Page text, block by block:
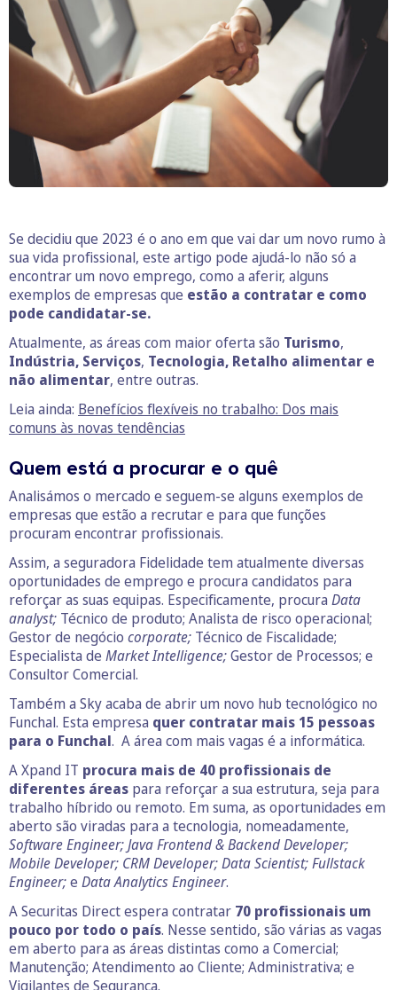
Se decidiu que 2023 é o ano em que vai dar um novo rumo à
sua vida profissional, este artigo pode ajudá-lo não só a
encontrar um novo emprego, como a aferir, alguns
exemplos de empresas que estão a contratar e como
pode candidatar-se.
Atualmente, as áreas com maior oferta são Turismo,
Indústria, Serviços, Tecnologia, Retalho alimentar e
não alimentar, entre outras.
Leia ainda: Benefícios flexíveis no trabalho: Dos mais
comuns às novas tendências
Quem está a procurar e o quê
Analisámos o mercado e seguem-se alguns exemplos de
empresas que estão a recrutar e para que funções
procuram encontrar profissionais.
Assim, a seguradora Fidelidade tem atualmente diversas
oportunidades de emprego e procura candidatos para
reforçar as suas equipas. Especificamente, procura Data
analyst; Técnico de produto; Analista de risco operacional;
Gestor de negócio corporate; Técnico de Fiscalidade;
Especialista de Market Intelligence;Gestor de Processos; e
Consultor Comercial.
Também a Sky acaba de abrir um novo hub tecnológico no
Funchal. Esta empresa quer contratar mais 15 pessoas
para o Funchal. A área com mais vagas é a informática.
A Xpand IT procura mais de 40 profissionais de
diferentes áreas para reforçar a sua estrutura, seja para
trabalho híbrido ou remoto. Em suma, as oportunidades em
aberto são viradas para a tecnologia, nomeadamente,
Software Engineer;Java Frontend & Backend Developer;
Mobile Developer; CRM Developer;Data Scientist;Fullstack
Engineer;e Data Analytics Engineer.
A Securitas Direct espera contratar 70 profissionais um
pouco por todo o país. Nesse sentido, são várias as vagas
em aberto para as áreas distintas como a Comercial;
Manutenção; Atendimento ao Cliente; Administrativa; e
Vigilantes de Segurança.